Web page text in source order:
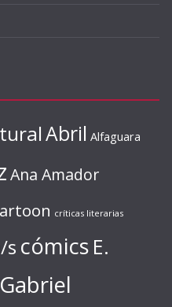
Abril Alfaguara
Ana Amador
críticas literarias
s cómics E.
Gabriel